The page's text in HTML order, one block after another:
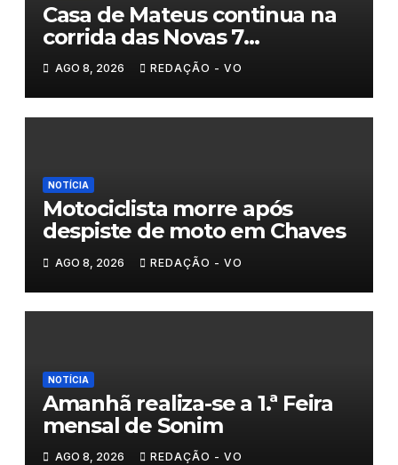
Casa de Mateus continua na
corrida das Novas 7
Maravilhas de Portugal
AGO 8, 2026 REDAÇÃO - VO
NOTÍCIA
Motociclista morre após
despiste de moto em Chaves
AGO 8, 2026 REDAÇÃO - VO
NOTÍCIA
Amanhã realiza-se a 1.ª Feira
mensal de Sonim
AGO 8, 2026 REDAÇÃO - VO